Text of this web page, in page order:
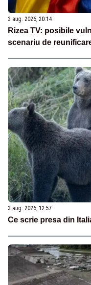
3 aug. 2026, 20:14
Rizea TV: posibile
scenariu de
3 aug. 2026, 12:57
Ce scrie presa din